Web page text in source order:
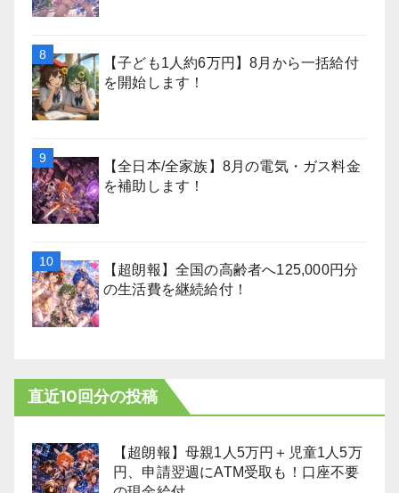
【子ども1人約6万円】8月から一括給付
を開始します！
【全日本/全家族】8月の電気・ガス料金
を補助します！
【超朗報】全国の高齢者へ125,000円分
の生活費を継続給付！
直近10回分の投稿
【超朗報】母親1人5万円＋児童1人5万
円、申請翌週にATM受取も！口座不要